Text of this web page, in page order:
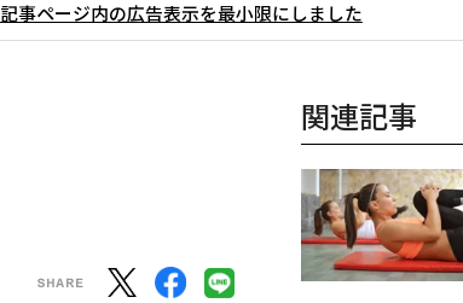
記事ページ内の広告表示を最小限にしました
関連記事